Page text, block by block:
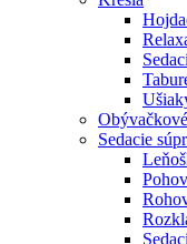
Sedacie